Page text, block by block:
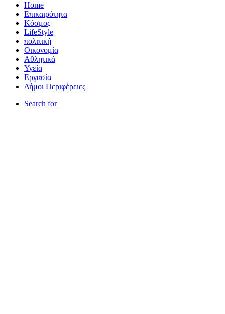
Home
Επικαιρότητα
Κόσμος
LifeStyle
πολιτική
Οικονομία
Αθλητικά
Υγεία
Εργασία
Δήμοι Περιφέρειες
Search for